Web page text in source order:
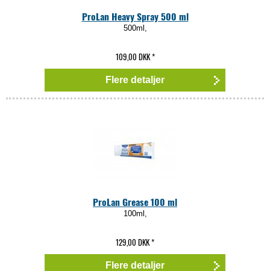
ProLan Heavy Spray 500 ml
500ml,
109,00 DKK*
Flere detaljer
ProLan Grease 100 ml
100ml,
129,00 DKK*
Flere detaljer